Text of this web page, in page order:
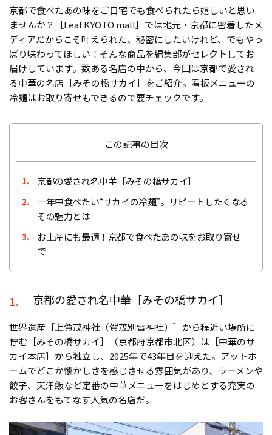
京都で食べたあの味をご自宅でも食べられたら嬉しいと思い
ませんか？［Leaf KYOTO mall］では地元・京都に密着したメ
ディアだからこそ叶えられた、秘密にしたいけれど、でもやっ
ぱり味わってほしい！そんな商品を編集部がセレクトしてお
届けしています。数ある名店の中から、今回は京都で愛され
る中華の名店［みその橋サカイ］をご紹介。看板メニューの
冷麺はお取り寄せもできるので要チェックです。
この記事の目次
1. 京都の愛され名中華［みその橋サカイ］
2.
一年中食べたい“サカイの冷麺”。リピートしたくなる
その魅力とは
3.
お土産にも最適！京都で食べたあの味をお取り寄せ
で
1. 京都の愛され名中華［みその橋サカイ］
世界遺産［上賀茂神社（賀茂別雷神社）］から程近い場所に
佇む［みその橋サカイ］（京都府京都市北区）は［中華のサ
カイ本店］から独立し、2025年で43年目を迎えた。アットホ
ームでどこか懐かしさを感じさせる雰囲気があり、ラーメンや
餃子、天津飯など定番の中華メニューをはじめとする充実の
お客さんをもてなす人気の名店だ。